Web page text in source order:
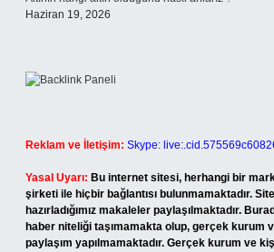
Haziran 19, 2026
Reklam ve İletişim: Skype:
Yasal Uyarı: Bu internet sitesi, herhangi bir
şirketi ile hiçbir bağlantısı bulunmamaktadır.
hazırladığımız makaleler paylaşılmaktadır.
haber niteliği taşımamakta olup, gerçek kurum
paylaşım yapılmamaktadır. Gerçek kurum ve